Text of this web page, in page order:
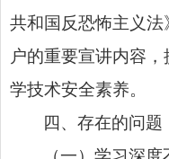
共和国反恐怖主义法
户的重要宣讲内容
学技术安全素养。
四、存在的问题